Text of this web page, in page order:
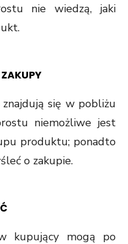
nie wiedzą, jaki
się w pobliżu
niemożliwe jest
produktu; ponadto
o zakupie.
kupujący mogą po